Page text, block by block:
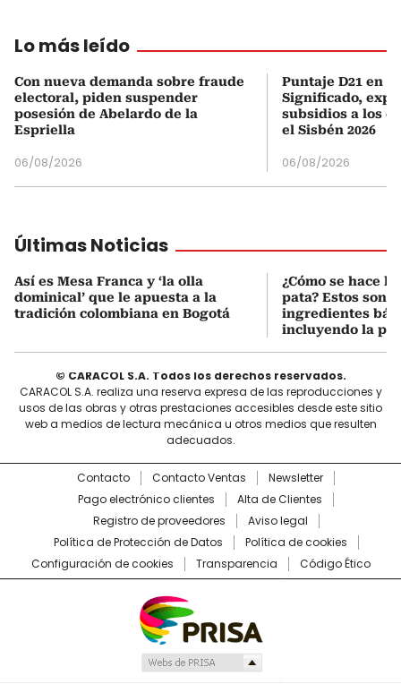
Lo más leído
Con nueva demanda sobre fraude
electoral, piden suspender
posesión de Abelardo de la
Espriella
06/08/2026
Puntaje D21 en
Significado,
subsidios a los
el Sisbén 2026
06/08/2026
Últimas Noticias
Así es Mesa Franca y ‘la olla
dominical’ que le apuesta a la
tradición colombiana en Bogotá
¿Cómo se hace
pata? Estos son
ingredientes
incluyendo la
© CARACOL S.A. Todos los derechos reservados.
CARACOL S.A. realiza una reserva expresa de las reproducciones y
usos de las obras y otras prestaciones accesibles desde este sitio
web a medios de lectura mecánica u otros medios que resulten
adecuados.
Contacto Contacto Ventas
Newsletter
Pago electrónico clientes
Alta de Clientes
Registro de proveedores
Aviso legal
Política de Protección de Datos
Política de cookies
Configuración de cookies
Transparencia Código Ético